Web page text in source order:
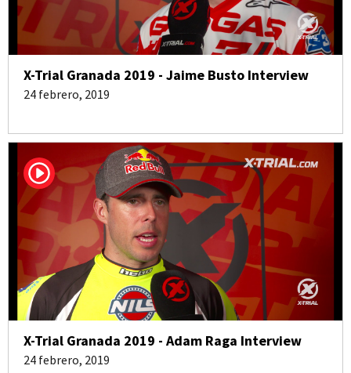
X-Trial Granada 2019 - Jaime Busto Interview
24 febrero, 2019
X-Trial Granada 2019 - Adam Raga Interview
24 febrero, 2019